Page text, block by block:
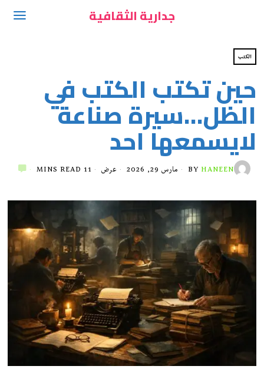
جدارية الثقافية
الكتب
حين تكتب الكتب في
الظل…سيرة صناعة
لايسمعها احد
BY HANEEN مارس 29, 2026 عرض 11 MINS READ